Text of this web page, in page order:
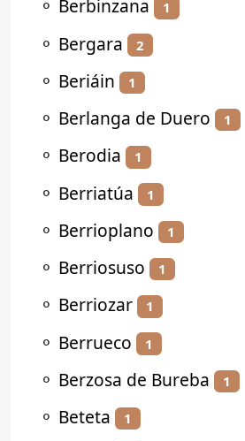
⚬ Berbinzana 1
⚬ Bergara 2
⚬ Beriáin 1
⚬ Berlanga de Duero 1
⚬ Berodia 1
⚬ Berriatúa 1
⚬ Berrioplano 1
⚬ Berriosuso 1
⚬ Berriozar 1
⚬ Berrueco 1
⚬ Berzosa de Bureba 1
⚬ Beteta 1